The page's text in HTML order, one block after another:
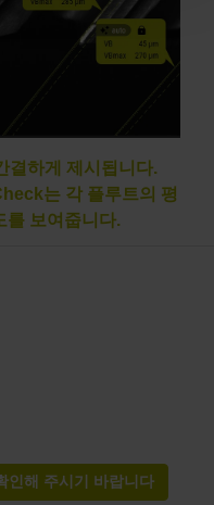
결하게 제시됩니다.
는 각 플루트의 평
를 보여줍니다.
인해 주시기 바랍니다